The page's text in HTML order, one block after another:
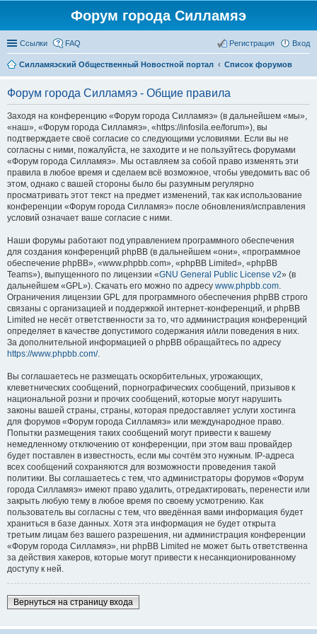
Форум города Силламяэ
Ссылки FAQ Вход
Регистрация
Силламяэский Общественный Новостной портал Список форумов
Форум города Силламяэ - Общие правила
Заходя на конференцию «Форум города Силламяэ» (в дальнейшем «мы»,
«наш», «Форум города Силламяэ», «https://infosila.ee/forum»), вы
подтверждаете своё согласие со следующими условиями. Если вы не
согласны с ними, пожалуйста, не заходите и не пользуйтесь форумами
«Форум города Силламяэ». Мы оставляем за собой право изменять эти
правила в любое время и сделаем всё возможное, чтобы уведомить вас об
этом, однако с вашей стороны было бы разумным регулярно
просматривать этот текст на предмет изменений, так как использование
конференции «Форум города Силламяэ» после обновления/исправления
условий означает ваше согласие с ними.
Наши форумы работают под управлением программного обеспечения
для создания конференций phpBB (в дальнейшем «они», «программное
обеспечение phpBB», «www.phpbb.com», «phpBB Limited», «phpBB
Teams»), выпущенного по лицензии «GNU General Public License v2» (в
дальнейшем «GPL»). Скачать его можно по адресу www.phpbb.com.
Ограничения лицензии GPL для программного обеспечения phpBB строго
связаны с организацией и поддержкой интернет-конференций, и phpBB
Limited не несёт ответственности за то, что администрация конференций
определяет в качестве допустимого содержания и/или поведения в них.
За дополнительной информацией о phpBB обращайтесь по адресу
https://www.phpbb.com/.
Вы соглашаетесь не размещать оскорбительных, угрожающих,
клеветнических сообщений, порнографических сообщений, призывов к
национальной розни и прочих сообщений, которые могут нарушить
законы вашей страны, страны, которая предоставляет услуги хостинга
для форумов «Форум города Силламяэ» или международное право.
Попытки размещения таких сообщений могут привести к вашему
немедленному отключению от конференции, при этом ваш провайдер
будет поставлен в известность, если мы сочтём это нужным. IP-адреса
всех сообщений сохраняются для возможности проведения такой
политики. Вы соглашаетесь с тем, что администраторы форумов «Форум
города Силламяэ» имеют право удалить, отредактировать, перенести или
закрыть любую тему в любое время по своему усмотрению. Как
пользователь вы согласны с тем, что введённая вами информация будет
храниться в базе данных. Хотя эта информация не будет открыта
третьим лицам без вашего разрешения, ни администрация конференции
«Форум города Силламяэ», ни phpBB Limited не может быть ответственна
за действия хакеров, которые могут привести к несанкционированному
доступу к ней.
Вернуться на страницу входа